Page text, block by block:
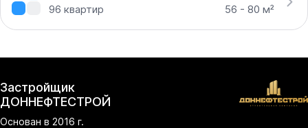
96 квартир 56 - 80 м²
Застройщик
ДОННЕФТЕСТРОЙ
Основан в 2016 г.